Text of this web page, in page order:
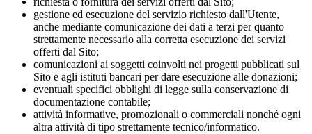
gestione ed esecuzione del servizio richiesto dall'Utente,
anche mediante comunicazione dei dati a terzi per quanto
strettamente necessario alla corretta esecuzione dei servizi
offerti dal Sito;
comunicazioni ai soggetti coinvolti nei progetti pubblicati sul
Sito e agli istituti bancari per dare esecuzione alle donazioni;
eventuali specifici obblighi di legge sulla conservazione di
documentazione contabile;
attività informative, promozionali o commerciali nonché ogni
altra attività di tipo strettamente tecnico/informatico.